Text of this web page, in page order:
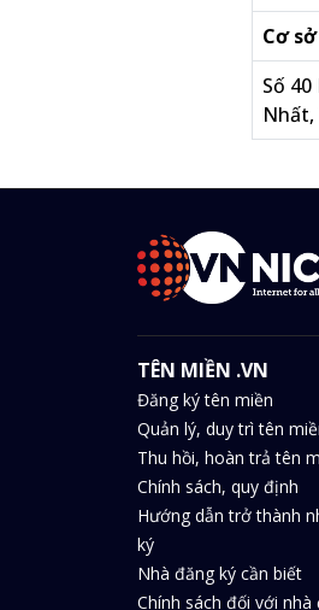
Cơ
Số
Nhất,
TÊN MIỀN .VN
Đăng ký tên miền
Quản lý, duy trì tên
Thu hồi, hoàn trả tên
Chính sách, quy định
Hướng dẫn trở thành
ký
Nhà đăng ký cần biết
Chính sách đối với nhà